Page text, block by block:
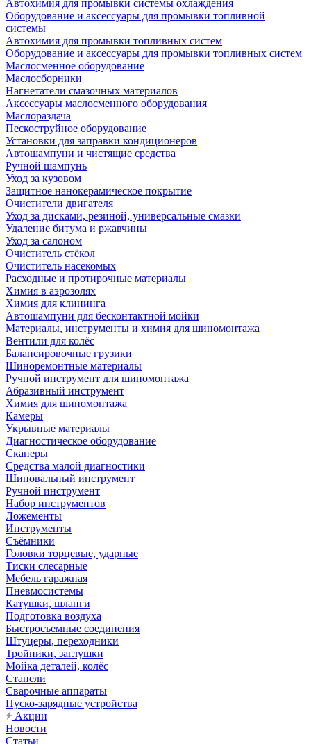
Автохимия для промывки системы охлаждения
Оборудование и аксессуары для промывки топливной
системы
Автохимия для промывки топливных систем
Оборудование и аксессуары для промывки топливных систем
Маслосменное оборудование
Маслосборники
Нагнетатели смазочных материалов
Аксессуары маслосменного оборудования
Маслораздача
Пескоструйное оборудование
Установки для заправки кондиционеров
Автошампуни и чистящие средства
Ручной шампунь
Уход за кузовом
Защитное нанокерамическое покрытие
Очистители двигателя
Уход за дисками, резиной, универсальные смазки
Удаление битума и ржавчины
Уход за салоном
Очиститель стёкол
Очиститель насекомых
Расходные и протирочные материалы
Химия в аэрозолях
Химия для клининга
Автошампуни для бесконтактной мойки
Материалы, инструменты и химия для шиномонтажа
Вентили для колёс
Балансировочные грузики
Шиноремонтные материалы
Ручной инструмент для шиномонтажа
Абразивный инструмент
Химия для шиномонтажа
Камеры
Укрывные материалы
Диагностическое оборудование
Сканеры
Средства малой диагностики
Шиповальный инструмент
Ручной инструмент
Набор инструментов
Ложементы
Инструменты
Съёмники
Головки торцевые, ударные
Тиски слесарные
Мебель гаражная
Пневмосистемы
Катушки, шланги
Подготовка воздуха
Быстросъемные соединения
Штуцеры, переходники
Тройники, заглушки
Мойка деталей, колёс
Стапели
Сварочные аппараты
Пуско-зарядные устройства
Акции
Новости
Статьи